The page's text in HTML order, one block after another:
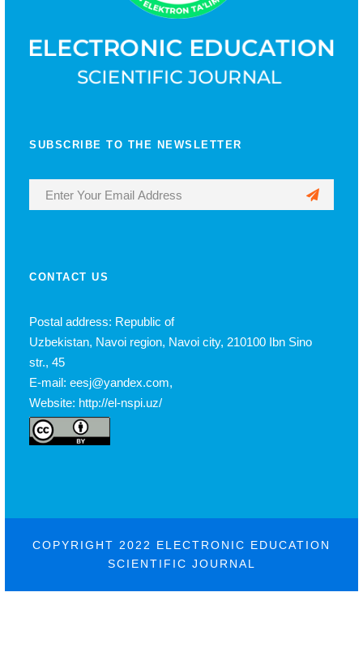
SUBSCRIBE TO THE NEWSLETTER
CONTACT US
Postal address: Republic of
Uzbekistan, Navoi region, Navoi city, 210100 Ibn Sino
str., 45
E-mail: eesj@yandex.com,
Website: http://el-nspi.uz/
COPYRIGHT 2022 ELECTRONIC EDUCATION
SCIENTIFIC JOURNAL